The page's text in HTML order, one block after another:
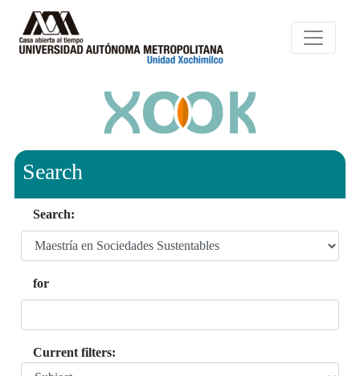
Search
Search:
for
Current filters: